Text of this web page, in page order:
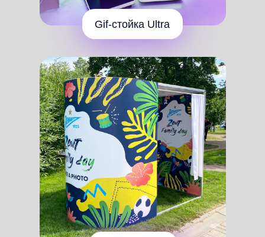
divolab.ru@yandex.ru
+7 (952) 277-76-71
Или свяжитесь
с нами напрямую
Нажимая на кнопку «Оставить заявку», подтверждаю свое согласие
с положениями
Политики конфиденциальности
Оставить заявку